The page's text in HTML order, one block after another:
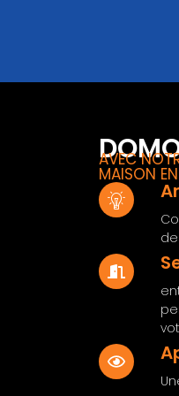
AVEC
MAISON